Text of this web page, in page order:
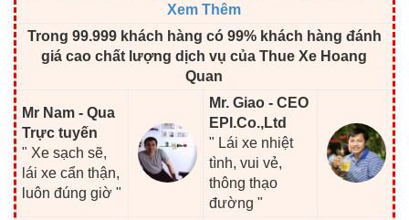
Xem Thêm
Trong 99.999 khách hàng có 99% khách hàng đánh
giá cao chất lượng dịch vụ của Thue Xe Hoang
Quan
Mr Nam - Qua
Trực tuyến
" Xe sạch sẽ,
lái xe cẩn thận,
luôn đúng giờ "
Mr. Giao - CEO
EPI.Co.,Ltd
" Lái xe nhiệt
tình, vui vẻ,
thông thạo
đường "